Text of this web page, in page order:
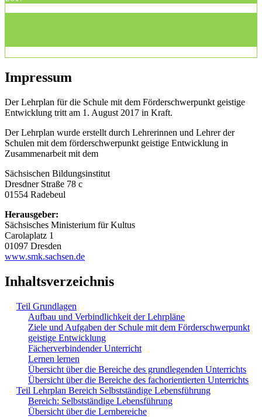
Impressum
Der Lehrplan für die Schule mit dem Förderschwerpunkt geistige
Entwicklung tritt am 1. August 2017 in Kraft.
Der Lehrplan wurde erstellt durch Lehrerinnen und Lehrer der
Schulen mit dem förderschwerpunkt geistige Entwicklung in
Zusammenarbeit mit dem
Sächsischen Bildungsinstitut
Dresdner Straße 78 c
01554 Radebeul
Herausgeber:
Sächsisches Ministerium für Kultus
Carolaplatz 1
01097 Dresden
www.smk.sachsen.de
Inhaltsverzeichnis
Teil Grundlagen
Aufbau und Verbindlichkeit der Lehrpläne
Ziele und Aufgaben der Schule mit dem Förderschwerpunkt
geistige Entwicklung
Fächerverbindender Unterricht
Lernen lernen
Übersicht über die Bereiche des grundlegenden Unterrichts
Übersicht über die Bereiche des fachorientierten Unterrichts
Teil Lehrplan Bereich Selbstständige Lebensführung
Bereich: Selbstständige Lebensführung
Übersicht über die Lernbereiche